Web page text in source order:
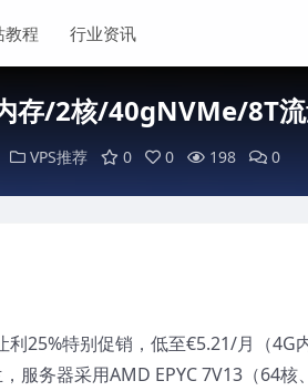
教程 行业资讯
存/2核/40gNVMe/8T
VPS推荐 0 0 198 0
利25%特别促销，低至€5.21/月（4G
服务器采用AMD EPYC 7V13（64核